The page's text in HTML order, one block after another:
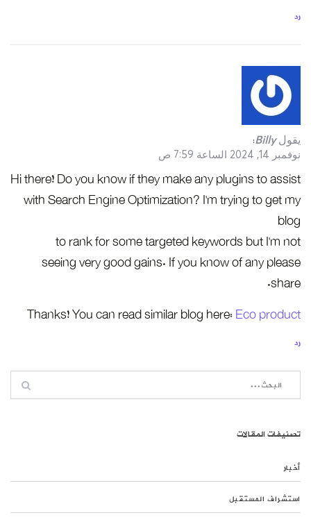
رد
يقول Billy
:
نوفمبر 14, 2024 الساعة 7:59 ص
Hi there! Do you know if they make any plugins to assist
with Search Engine Optimization? I’m trying to get my
blog
to rank for some targeted keywords but I’m not
seeing very good gains. If you know of any please
share.
Thanks! You can read similar blog here: Eco product
رد
تصنيفات المقالات
أخبار
استشراف المستقبل